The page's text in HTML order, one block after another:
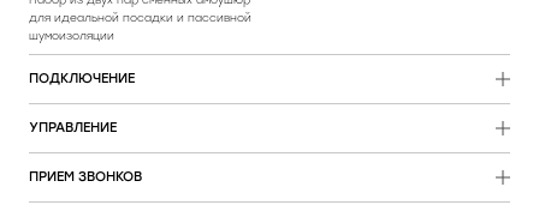
для идеальной посадки и пассивной
ПОДКЛЮЧЕНИЕ
Bluetooth 5.0, рабочий диапазон 10 м
УПРАВЛЕНИЕ
Сенсорное управление музыкой
треками (Следующий/Предыдущий),
ПРИЕМ ЗВОНКОВ